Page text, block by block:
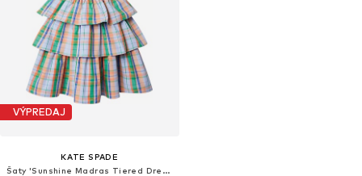
VÝPREDAJ
KATE SPADE
Šaty 'Sunshine Madras Tiered Dress'